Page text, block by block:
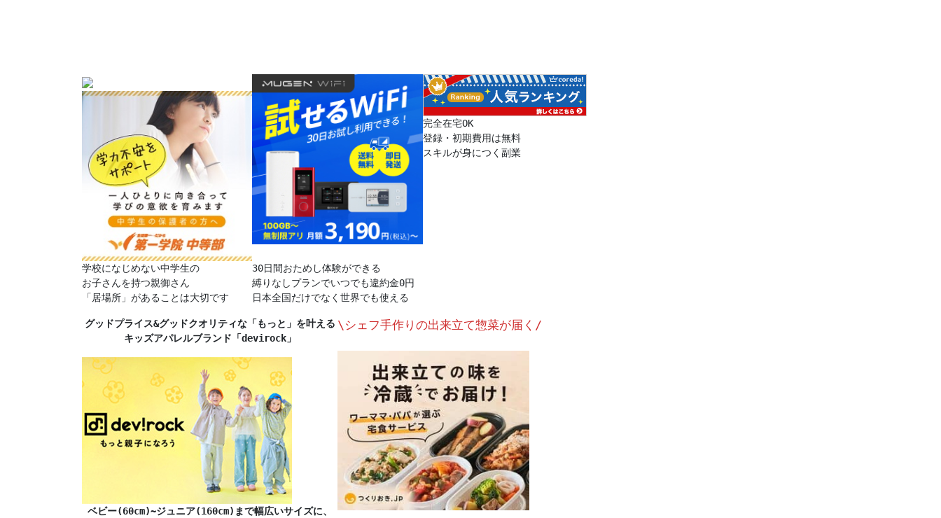
学校になじめない中学生の
お子さんを持つ親御さん
「居場所」があることは大切です
30日間おためし体験ができる
縛りなしプランでいつでも違約金0円
日本全国だけでなく世界でも使える
完全在宅OK
登録・初期費用は無料
スキルが身につく副業
グッドプライス&グッドクオリティな「もっと」を叶える
キッズアパレルブランド「devirock」
ベビー(60cm)~ジュニア(160cm)まで幅広いサイズに、
\シェフ手作りの出来立て惣菜が届く/